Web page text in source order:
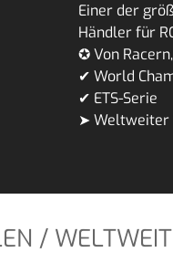
Einer der
Händler für
✪ Von
✔ World
✔ ETS-Serie
➤ Weltweiter
/